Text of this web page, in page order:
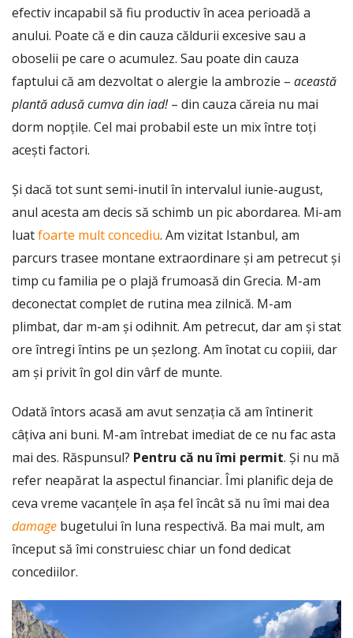
i
s
h
D
efectiv incapabil să fiu productiv în acea perioadă a
anului. Poate că e din cauza căldurii excesive sau a
oboselii pe care o acumulez. Sau poate din cauza
faptului că am dezvoltat o alergie la ambrozie – această
plantă adusă cumva din iad!– din cauza căreia nu mai
dorm nopțile. Cel mai probabil este un mix între toți
acești factori.
Și dacă tot sunt semi-inutil în intervalul iunie-august,
anul acesta am decis să schimb un pic abordarea. Mi-am
luatfoarte mult concediu. Am vizitat Istanbul, am
parcurs trasee montane extraordinare și am petrecut și
timp cu familia pe o plajă frumoasă din Grecia. M-am
deconectat complet de rutina mea zilnică. M-am
plimbat, dar m-am și odihnit. Am petrecut, dar am și stat
ore întregi întins pe un șezlong. Am înotat cu copiii, dar
am și privit în gol din vârf de munte.
Odată întors acasă am avut senzația că am întinerit
câțiva ani buni. M-am întrebat imediat de ce nu fac asta
mai des. Răspunsul? Pentru că nu îmi permit. Și nu mă
refer neapărat la aspectul financiar. Îmi planific deja de
ceva vreme vacanțele în așa fel încât să nu îmi mai dea
damage bugetului în luna respectivă. Ba mai mult, am
început să îmi construiesc chiar un fond dedicat
concediilor.